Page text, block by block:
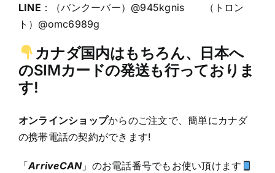
LINE ：（バンクーバー）@945kgnis （トロン
ト）@omc6989g
カナダ国内はもちろん、日本へ
のSIMカードの発送も行っておりま
す!
オンラインショップからのご注文で、簡単にカナダ
の携帯電話の契約ができます!
「ArriveCAN」のお電話番号でもお使い頂けます